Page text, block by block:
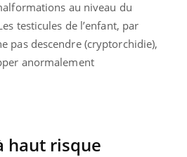
au niveau du
testicules de l’enfant, par
pas descendre (cryptorchidie),
anormalement
haut risque